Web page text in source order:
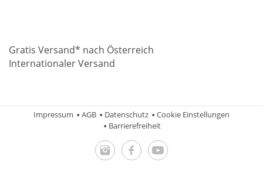
Gratis Versand* nach Österreich
Internationaler Versand
Impressum AGB Datenschutz
Cookie Einstellungen
Barrierefreiheit